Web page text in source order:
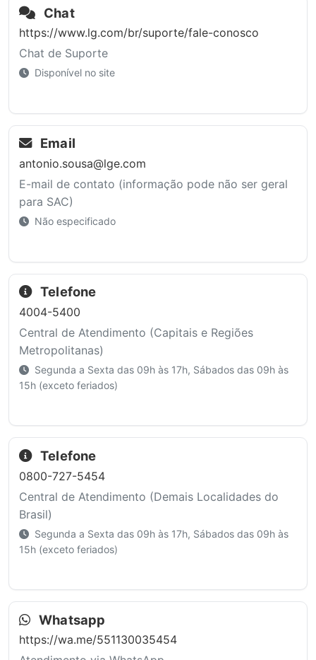
Chat
https://www.lg.com/br/suporte/fale-conosco
Chat de Suporte
Disponível no site
Email
antonio.sousa@lge.com
E-mail de contato (informação pode não ser geral
para SAC)
Não especificado
Telefone
4004-5400
Central de Atendimento (Capitais e Regiões
Metropolitanas)
Segunda a Sexta das 09h às 17h, Sábados das 09h às
15h (exceto feriados)
Telefone
0800-727-5454
Central de Atendimento (Demais Localidades do
Brasil)
Segunda a Sexta das 09h às 17h, Sábados das 09h às
15h (exceto feriados)
Whatsapp
https://wa.me/551130035454